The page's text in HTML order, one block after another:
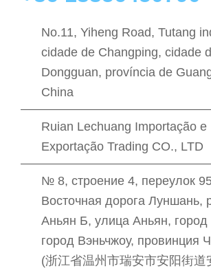
No.11, Yiheng Road, Tutang
cidade de Changping, cidade
Dongguan, província de
China
Ruian Lechuang Importação e
Exportação Trading CO., LTD
№ 8, строение 4, переулок
Восточная дорога Луншань,
Аньян Б, улица Аньян,
город Вэньчжоу, провинция
(浙江省温州市瑞安市安阳街道